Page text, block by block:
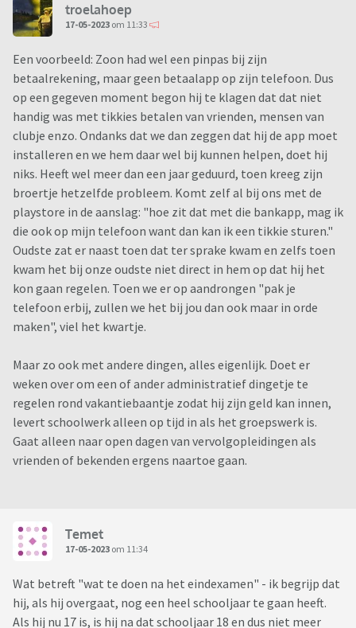
troelahoep
17-05-2023 om 11:33
Een voorbeeld: Zoon had wel een pinpas bij zijn
betaalrekening, maar geen betaalapp op zijn telefoon. Dus
op een gegeven moment begon hij te klagen dat dat niet
handig was met tikkies betalen van vrienden, mensen van
clubje enzo. Ondanks dat we dan zeggen dat hij de app moet
installeren en we hem daar wel bij kunnen helpen, doet hij
niks. Heeft wel meer dan een jaar geduurd, toen kreeg zijn
broertje hetzelfde probleem. Komt zelf al bij ons met de
playstore in de aanslag: "hoe zit dat met die bankapp, mag ik
die ook op mijn telefoon want dan kan ik een tikkie sturen."
Oudste zat er naast toen dat ter sprake kwam en zelfs toen
kwam het bij onze oudste niet direct in hem op dat hij het
kon gaan regelen. Toen we er op aandrongen "pak je
telefoon erbij, zullen we het bij jou dan ook maar in orde
maken", viel het kwartje.
Maar zo ook met andere dingen, alles eigenlijk. Doet er
weken over om een of ander administratief dingetje te
regelen rond vakantiebaantje zodat hij zijn geld kan innen,
levert schoolwerk alleen op tijd in als het groepswerk is.
Gaat alleen naar open dagen van vervolgopleidingen als
vrienden of bekenden ergens naartoe gaan.
Temet
17-05-2023 om 11:34
Wat betreft "wat te doen na het eindexamen" - ik begrijp dat
hij, als hij overgaat, nog een heel schooljaar te gaan heeft.
Als hij nu 17 is, is hij na dat schooljaar 18 en dus niet meer